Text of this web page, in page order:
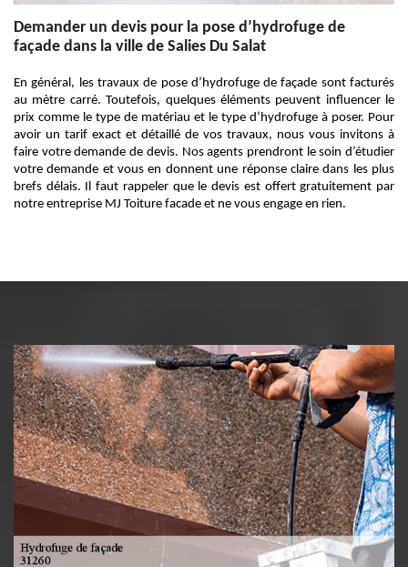
Demander un devis pour la pose d’hydrofuge de
façade dans la ville de Salies Du Salat
En général, les travaux de pose d’hydrofuge de façade sont facturés
au mètre carré. Toutefois, quelques éléments peuvent influencer le
prix comme le type de matériau et le type d’hydrofuge à poser. Pour
avoir un tarif exact et détaillé de vos travaux, nous vous invitons à
faire votre demande de devis. Nos agents prendront le soin d’étudier
votre demande et vous en donnent une réponse claire dans les plus
brefs délais. Il faut rappeler que le devis est offert gratuitement par
notre entreprise MJ Toiture facade et ne vous engage en rien.